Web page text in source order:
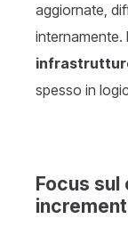
aggiornate,
internamente.
spesso in
Focus